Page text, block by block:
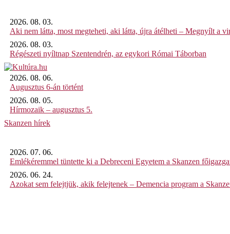
2026. 08. 03.
Aki nem látta, most megteheti, aki látta, újra átélheti – Megnyílt a
2026. 08. 03.
Régészeti nyíltnap Szentendrén, az egykori Római Táborban
2026. 08. 06.
Augusztus 6-án történt
2026. 08. 05.
Hírmozaik – augusztus 5.
Skanzen hírek
2026. 07. 06.
Emlékéremmel tüntette ki a Debreceni Egyetem a Skanzen
2026. 06. 24.
Azokat sem felejtjük, akik felejtenek – Demencia program a